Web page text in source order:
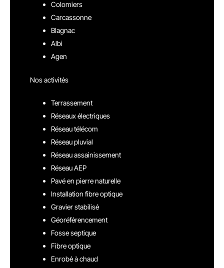
Colomiers
Carcassonne
Blagnac
Albi
Agen
Nos activités
Terrassement
Réseaux électriques
Réseau télécom
Réseau pluvial
Réseau assainissement
Réseau AEP
Pavé en pierre naturelle
Installation fibre optique
Gravier stabilisé
Géoréférencement
Fosse septique
Fibre optique
Enrobé à chaud